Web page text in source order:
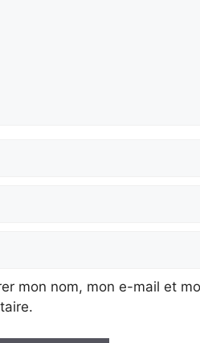
mon nom, mon e-mail et